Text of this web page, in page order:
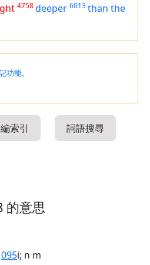
4758deeper 6013than the
功能。
索引 詞語搜尋
的意思
095i; n m